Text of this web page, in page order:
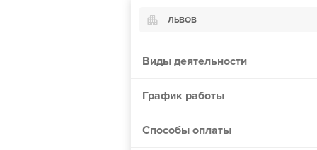
ЛЬВОВ
Борисполь
Виды деятельности
График работы
Способы оплаты